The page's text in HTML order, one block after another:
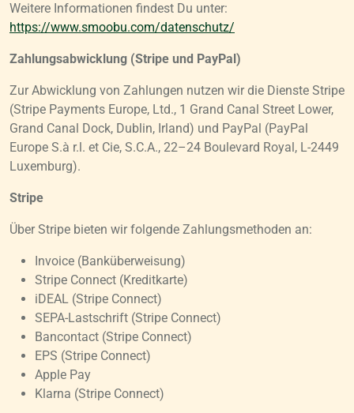
Weitere Informationen findest Du unter:
https://www.smoobu.com/datenschutz/
Zahlungsabwicklung (Stripe und PayPal)
Zur Abwicklung von Zahlungen nutzen wir die Dienste Stripe
(Stripe Payments Europe, Ltd., 1 Grand Canal Street Lower,
Grand Canal Dock, Dublin, Irland) und PayPal (PayPal
Europe S.à r.l. et Cie, S.C.A., 22–24 Boulevard Royal, L-2449
Luxemburg).
Stripe
Über Stripe bieten wir folgende Zahlungsmethoden an:
Invoice (Banküberweisung)
Stripe Connect (Kreditkarte)
iDEAL (Stripe Connect)
SEPA-Lastschrift (Stripe Connect)
Bancontact (Stripe Connect)
EPS (Stripe Connect)
Apple Pay
Klarna (Stripe Connect)